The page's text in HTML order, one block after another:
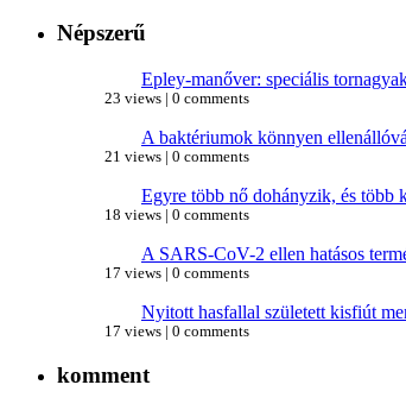
Népszerű
Epley-manőver: speciális
23 views | 0 comments
A baktériumok könnyen
21 views | 0 comments
Egyre több nő dohányzik, és több
18 views | 0 comments
A SARS-CoV-2 ellen hatásos
17 views | 0 comments
Nyitott hasfallal született kisfiút
17 views | 0 comments
komment